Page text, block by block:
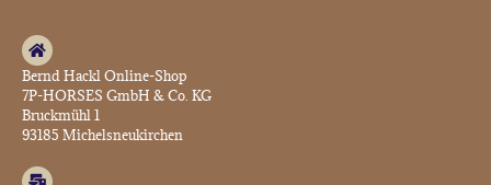
Bernd Hackl Online-Shop
7P-HORSES GmbH & Co. KG
Bruckmühl 1
93185 Michelsneukirchen